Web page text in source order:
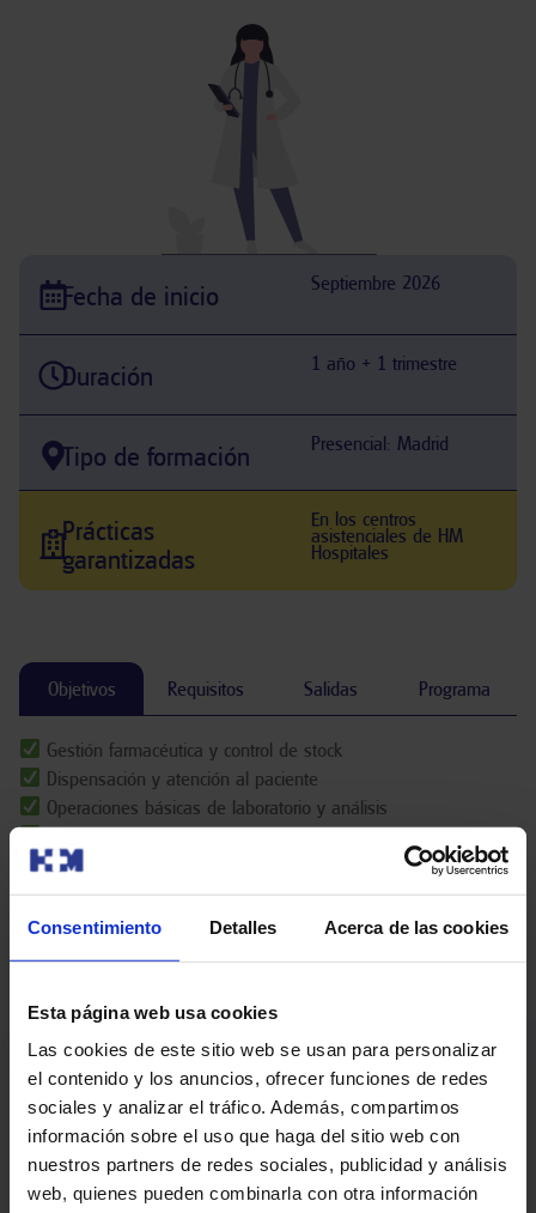
Consentimiento Detalles Acerca de las cookies
Esta página web usa cookies
Las cookies de este sitio web se usan para personalizar
el contenido y los anuncios, ofrecer funciones de redes
sociales y analizar el tráfico. Además, compartimos
información sobre el uso que haga del sitio web con
nuestros partners de redes sociales, publicidad y análisis
web, quienes pueden combinarla con otra información
Fecha de inicio Septiembre 2026
Duración 1 año + 1 trimestre
Tipo de formación Presencial: Madrid
Prácticas
garantizadas
En los centros
asistenciales de HM
Hospitales
Objetivos Requisitos Salidas Programa
Gestión farmacéutica y control de stock
Dispensación y atención al paciente
Operaciones básicas de laboratorio y análisis
Elaboración de fórmulas y preparados
Aplicación de normas de calidad y protocolos
Primeros auxilios y hábitos saludables
Gestión administrativa en farmacia
Alumnos formados
+6000
De experiencia en la
+10 años